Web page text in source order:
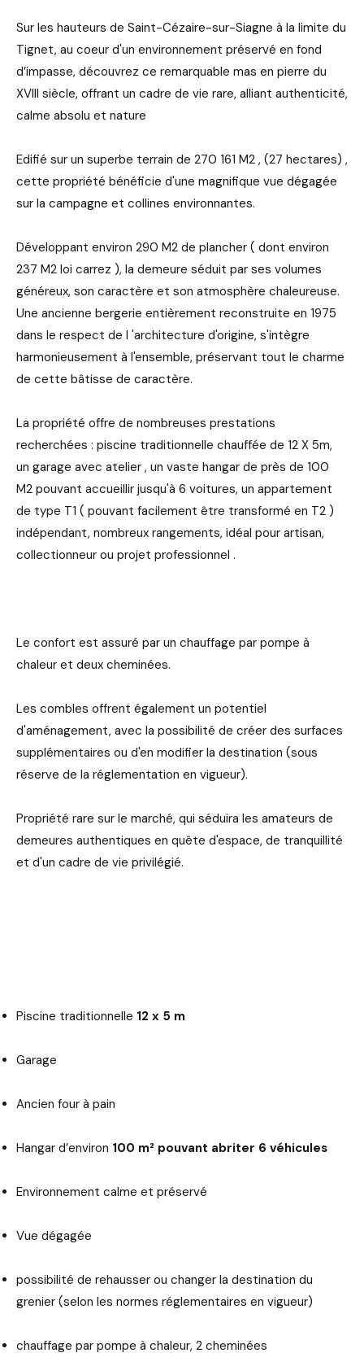
Sur les hauteurs de Saint-Cézaire-sur-Siagne à la limite du
Tignet, au coeur d'un environnement préservé en fond
d’impasse, découvrez ce remarquable mas en pierre du
XVIII siècle, offrant un cadre de vie rare, alliant authenticité,
calme absolu et nature
Edifié sur un superbe terrain de 270 161 M2 , (27 hectares) ,
cette propriété bénéficie d'une magnifique vue dégagée
sur la campagne et collines environnantes.
Développant environ 290 M2 de plancher ( dont environ
237 M2 loi carrez ), la demeure séduit par ses volumes
généreux, son caractère et son atmosphère chaleureuse.
Une ancienne bergerie entièrement reconstruite en 1975
dans le respect de l 'architecture d'origine, s'intègre
harmonieusement à l'ensemble, préservant tout le charme
de cette bâtisse de caractère.
La propriété offre de nombreuses prestations
recherchées : piscine traditionnelle chauffée de 12 X 5m,
un garage avec atelier , un vaste hangar de près de 100
M2 pouvant accueillir jusqu'à 6 voitures, un appartement
de type T1 ( pouvant facilement être transformé en T2 )
indépendant, nombreux rangements, idéal pour artisan,
collectionneur ou projet professionnel .
Le confort est assuré par un chauffage par pompe à
chaleur et deux cheminées.
Les combles offrent également un potentiel
d'aménagement, avec la possibilité de créer des surfaces
supplémentaires ou d'en modifier la destination (sous
réserve de la réglementation en vigueur).
Propriété rare sur le marché, qui séduira les amateurs de
demeures authentiques en quête d'espace, de tranquillité
et d'un cadre de vie privilégié.
Piscine traditionnelle 12 x 5 m
Garage
Ancien four à pain
Hangar d’environ 100 m² pouvant abriter 6 véhicules
Environnement calme et préservé
Vue dégagée
possibilité de rehausser ou changer la destination du
grenier (selon les normes réglementaires en vigueur)
chauffage par pompe à chaleur, 2 cheminées